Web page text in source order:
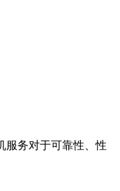
服务对于可靠性、性